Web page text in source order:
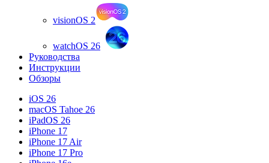
visionOS 2
watchOS 26
Руководства
Инструкции
Обзоры
iOS 26
macOS Tahoe 26
iPadOS 26
iPhone 17
iPhone 17 Air
iPhone 17 Pro